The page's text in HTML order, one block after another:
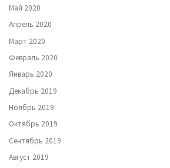
Май 2020
Апрель 2020
Март 2020
Февраль 2020
Январь 2020
Декабрь 2019
Ноябрь 2019
Октябрь 2019
Сентябрь 2019
Август 2019